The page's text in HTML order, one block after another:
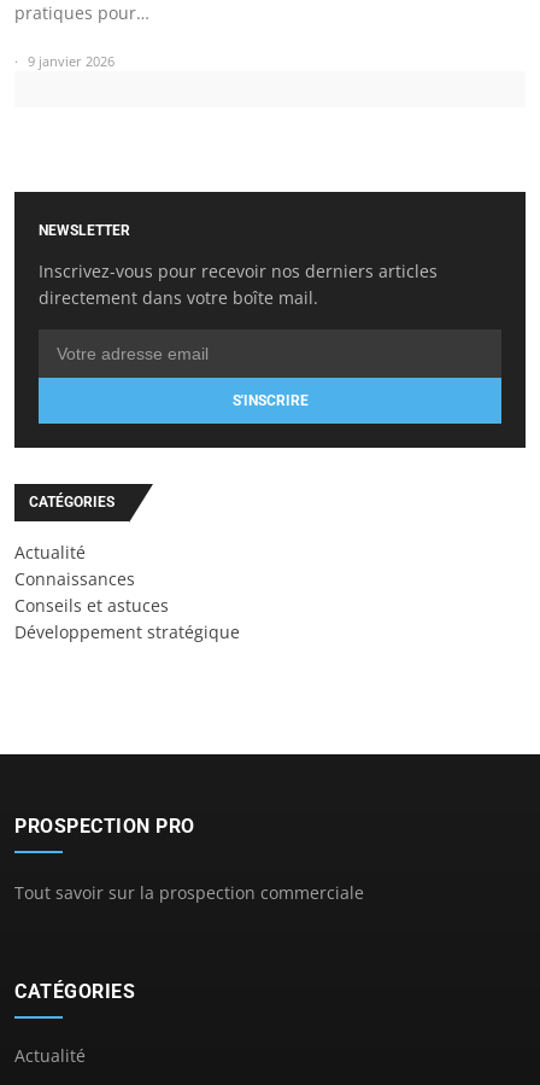
pratiques pour…
9 janvier 2026
NEWSLETTER
Inscrivez-vous pour recevoir nos derniers articles
directement dans votre boîte mail.
S'INSCRIRE
CATÉGORIES
Actualité
Connaissances
Conseils et astuces
Développement stratégique
PROSPECTION PRO
Tout savoir sur la prospection commerciale
CATÉGORIES
Actualité